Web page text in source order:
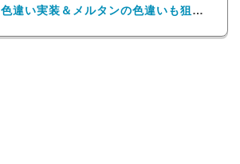
色違い実装＆メルタンの色違いも狙え